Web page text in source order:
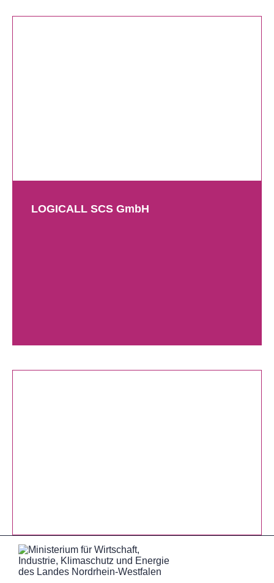
LOGICALL SCS GmbH
logineer